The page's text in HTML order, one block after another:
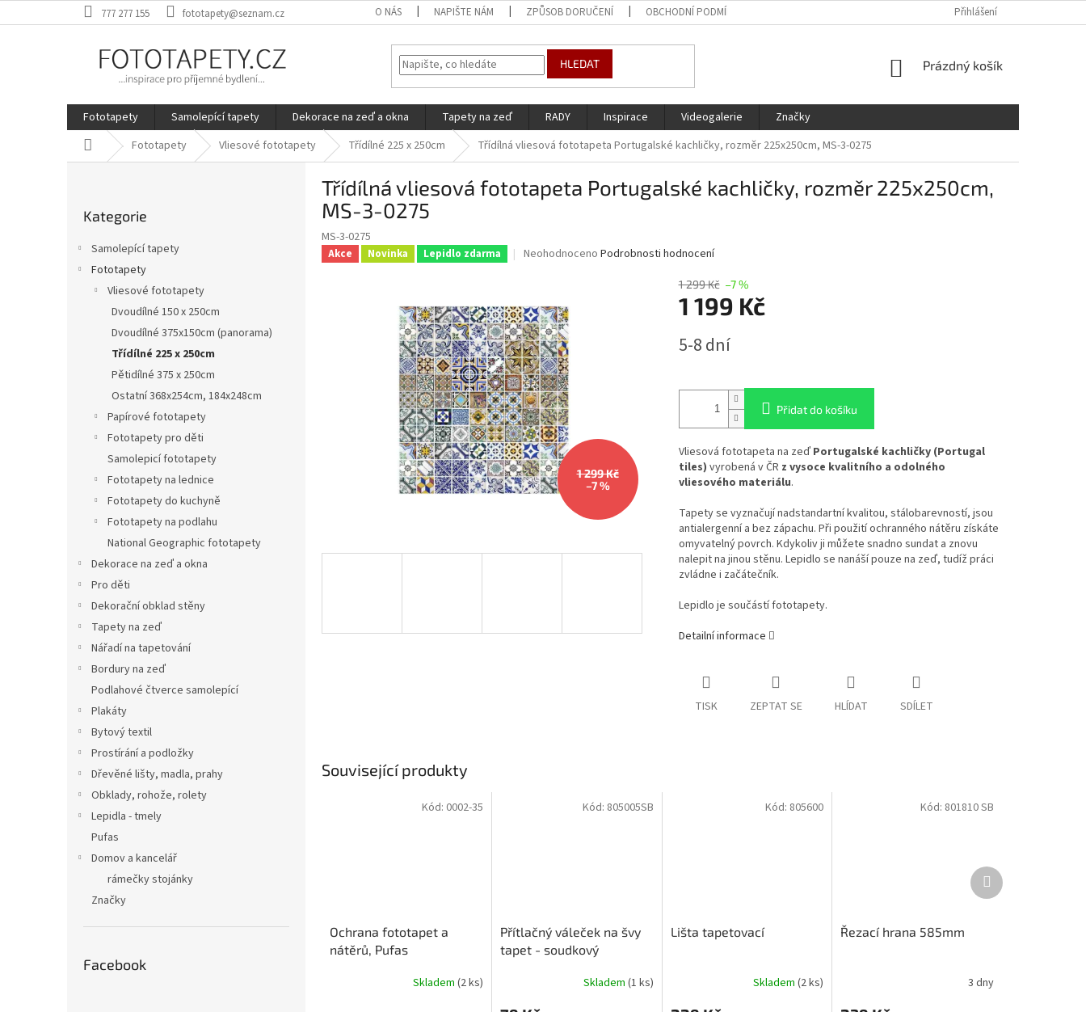
na
777 277 155 fototapety@seznam.cz O NÁS NAPIŠTE NÁM ZPŮSOB DORUČENÍ OBCHODNÍ PODMÍNKY KDE NÁS NAJDETE
Přihlášení
HLEDAT
NÁKUPNÍ
Prázdný košík
Fototapety Samolepící tapety Dekorace na zeď a okna Tapety na zeď RADY Inspirace Videogalerie
Značky
Domů Fototapety Vliesové fototapety Třídílné 225 x 250cm Třídílná vliesová fototapeta Portugalské kachličky, rozměr 225x250cm, MS-3-0275
kategorie
Kategorie
Samolepící tapety
Fototapety
Vliesové fototapety
Dvoudílné 150 x 250cm
Dvoudílné 375x150cm (panorama)
Třídílné 225 x 250cm
Pětidílné 375 x 250cm
Ostatní 368x254cm, 184x248cm
Papírové fototapety
Fototapety pro děti
Samolepicí fototapety
Fototapety na lednice
Fototapety do kuchyně
Fototapety na podlahu
National Geographic fototapety
Dekorace na zeď a okna
Pro děti
Dekorační obklad stěny
Tapety na zeď
Nářadí na tapetování
Bordury na zeď
Podlahové čtverce samolepící
Plakáty
Bytový textil
Prostírání a podložky
Dřevěné lišty, madla, prahy
Obklady, rohože, rolety
Lepidla - tmely
Pufas
Domov a kancelář
rámečky stojánky
Značky
Facebook
Třídílná vliesová fototapeta Portugalské kachličky, rozměr 225x250cm,
MS-3-0275
MS-3-0275
Akce Novinka Lepidlo zdarma
Průměrné
0,0
z
5
hvězdiček.
Neohodnoceno Podrobnosti hodnocení
1 299 Kč
–7 %
1 299 Kč –7 %
1 199 Kč
cena:
5-8 dní
Přidat do košíku
Vliesová fototapeta na zeď Portugalské kachličky (Portugal
tiles) vyrobená v ČR z vysoce kvalitního a odolného
vliesového materiálu.
Tapety se vyznačují nadstandartní kvalitou, stálobarevností, jsou
antialergenní a bez zápachu. Při použití ochranného nátěru získáte
omyvatelný povrch. Kdykoliv ji můžete snadno sundat a znovu
nalepit na jinou stěnu. Lepidlo se nanáší pouze na zeď, tudíž práci
zvládne i začátečník.
Lepidlo je součástí fototapety.
Detailní informace
TISK ZEPTAT SE HLÍDAT SDÍLET
Související produkty
Ochrana fototapet a
nátěrů, Pufas
Skladem (2 ks)
Kód: 0002-35
Přítlačný váleček na švy
tapet - soudkový
Skladem (1 ks)
Kód: 805005SB
Lišta tapetovací
Skladem(2 ks)
Kód: 805600
Řezací hrana 585mm
3 dny
Kód: 801810 SB
Další
produkt